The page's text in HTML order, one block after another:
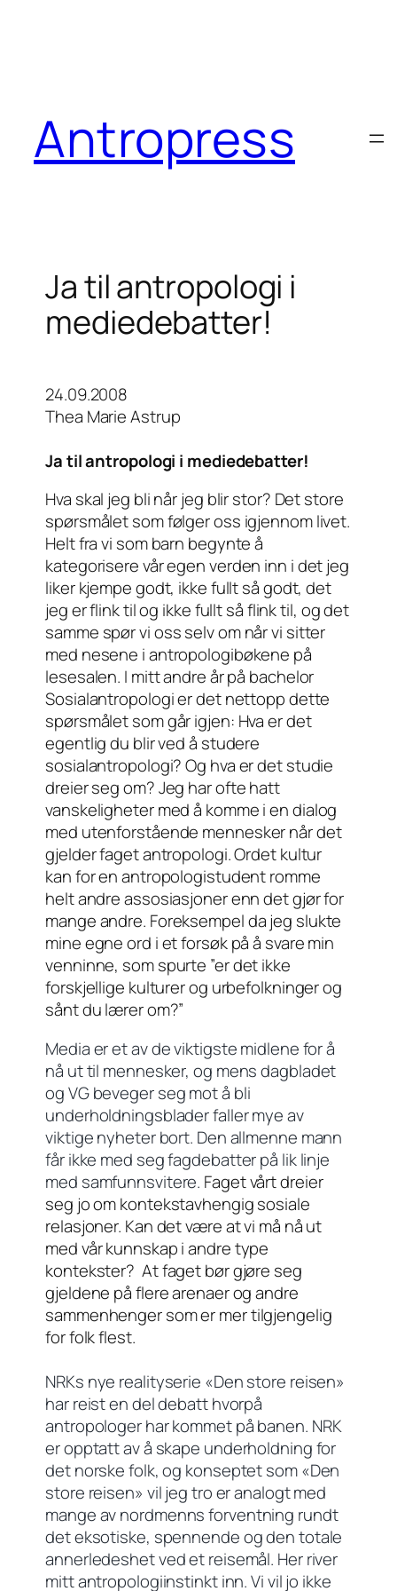
Antropress
Ja til antropologi i
mediedebatter!
24.09.2008
Thea Marie Astrup
Ja til antropologi i mediedebatter!
Hva skal jeg bli når jeg blir stor? Det store
spørsmålet som følger oss igjennom livet.
Helt fra vi som barn begynte å
kategorisere vår egen verden inn i det jeg
liker kjempe godt, ikke fullt så godt, det
jeg er flink til og ikke fullt så flink til, og det
samme spør vi oss selv om når vi sitter
med nesene i antropologibøkene på
lesesalen. I mitt andre år på bachelor
Sosialantropologi er det nettopp dette
spørsmålet som går igjen: Hva er det
egentlig du blir ved å studere
sosialantropologi? Og hva er det studie
dreier seg om? Jeg har ofte hatt
vanskeligheter med å komme i en dialog
med utenforstående mennesker når det
gjelder faget antropologi. Ordet kultur
kan for en antropologistudent romme
helt andre assosiasjoner enn det gjør for
mange andre. Foreksempel da jeg slukte
mine egne ord i et forsøk på å svare min
venninne, som spurte ”er det ikke
forskjellige kulturer og urbefolkninger og
sånt du lærer om?”
Media er et av de viktigste midlene for å
nå ut til mennesker, og mens dagbladet
og VG beveger seg mot å bli
underholdningsblader faller mye av
viktige nyheter bort. Den allmenne mann
får ikke med seg fagdebatter på lik linje
med samfunnsvitere. Faget vårt dreier
seg jo om kontekstavhengig sosiale
relasjoner. Kan det være at vi må nå ut
med vår kunnskap i andre type
kontekster? At faget bør gjøre seg
gjeldene på flere arenaer og andre
sammenhenger som er mer tilgjengelig
for folk flest.
NRKs nye realityserie «Den store reisen»
har reist en del debatt hvorpå
antropologer har kommet på banen. NRK
er opptatt av å skape underholdning for
det norske folk, og konseptet som «Den
store reisen» vil jeg tro er analogt med
mange av nordmenns forventning rundt
det eksotiske, spennende og den totale
annerledeshet ved et reisemål. Her river
mitt antropologiinstinkt inn. Vi vil jo ikke